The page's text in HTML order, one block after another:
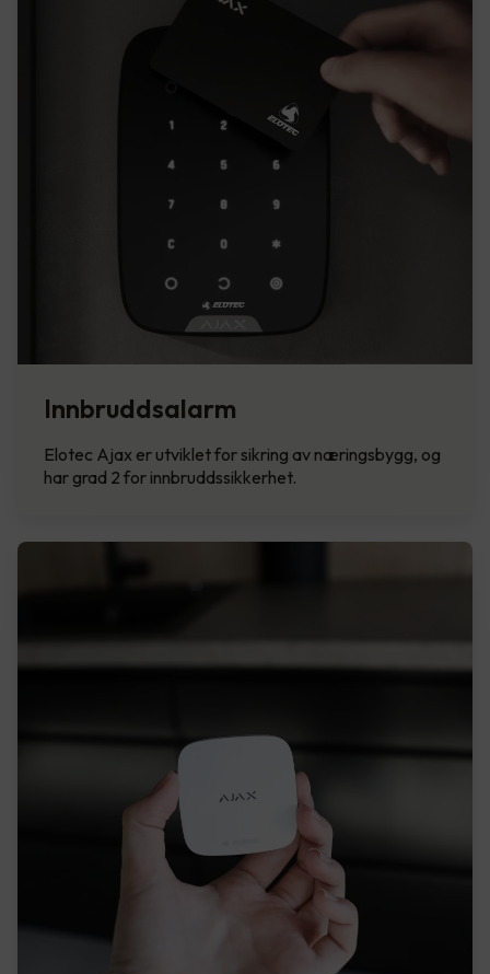
Innbruddsalarm
Elotec Ajax er utviklet for sikring av næringsbygg, og
har grad 2 for innbruddssikkerhet.